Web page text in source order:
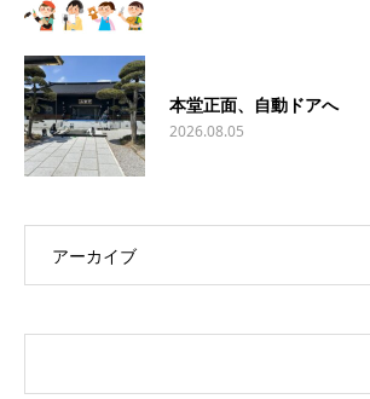
本堂正面、自動ドアへ
2026.08.05
アーカイブ